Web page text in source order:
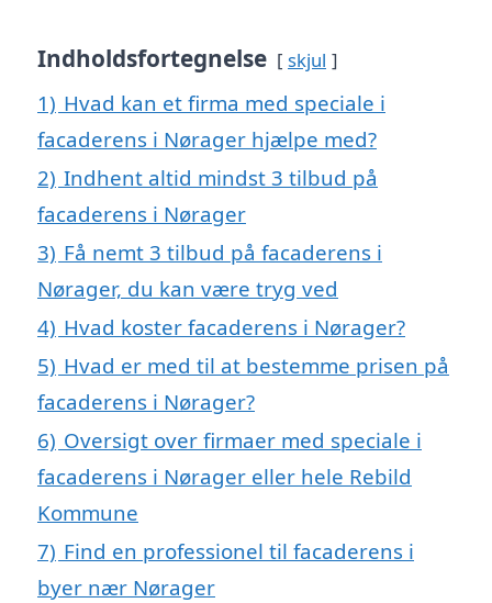
Indholdsfortegnelse skjul
1) Hvad kan et firma med speciale i
facaderens i Nørager hjælpe med?
2) Indhent altid mindst 3 tilbud på
facaderens i Nørager
3) Få nemt 3 tilbud på facaderens i
Nørager, du kan være tryg ved
4) Hvad koster facaderens i Nørager?
5) Hvad er med til at bestemme prisen på
facaderens i Nørager?
6) Oversigt over firmaer med speciale i
facaderens i Nørager eller hele Rebild
Kommune
7) Find en professionel til facaderens i
byer nær Nørager